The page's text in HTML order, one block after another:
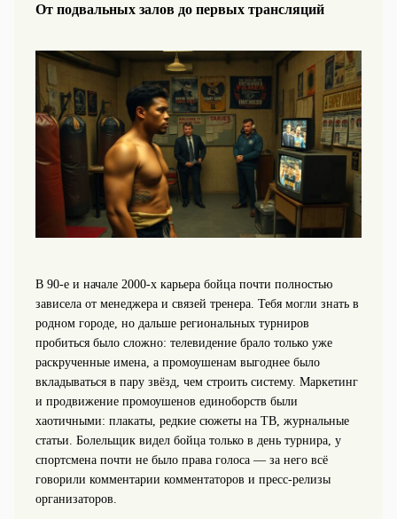
От подвальных залов до первых трансляций
В 90‑е и начале 2000‑х карьера бойца почти полностью
зависела от менеджера и связей тренера. Тебя могли знать в
родном городе, но дальше региональных турниров
пробиться было сложно: телевидение брало только уже
раскрученные имена, а промоушенам выгоднее было
вкладываться в пару звёзд, чем строить систему. Маркетинг
и продвижение промоушенов единоборств были
хаотичными: плакаты, редкие сюжеты на ТВ, журнальные
статьи. Болельщик видел бойца только в день турнира, у
спортсмена почти не было права голоса — за него всё
говорили комментарии комментаторов и пресс-релизы
организаторов.